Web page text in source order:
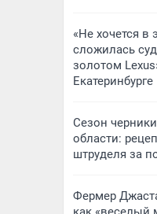
«Не хочется в
сложилась
золотом
Екатеринбурге
Сезон
области:
штруделя за
Фермер